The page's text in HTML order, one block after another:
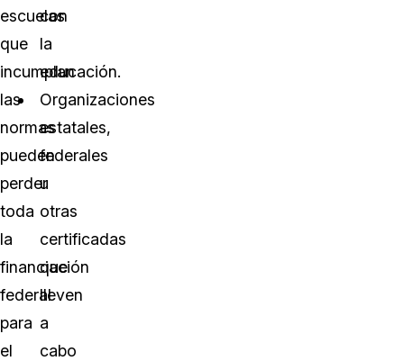
escuelas
que
incumplan
las
normas
pueden
perder
toda
la
financiación
federal
para
el
con
la
educación.
Organizaciones
estatales,
federales
u
otras
certificadas
que
lleven
a
cabo